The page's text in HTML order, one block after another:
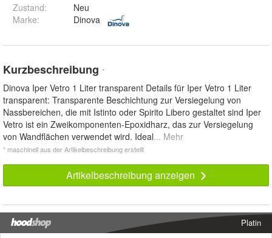
Zustand:
Neu
Marke:
Dinova
Kurzbeschreibung *
Dinova Iper Vetro 1 Liter transparent Details für Iper Vetro 1 Liter
transparent: Transparente Beschichtung zur Versiegelung von
Nassbereichen, die mit Istinto oder Spirito Libero gestaltet sind Iper
Vetro ist ein Zweikomponenten-Epoxidharz, das zur Versiegelung
von Wandflächen verwendet wird. Ideal... Mehr
* maschinell aus der Artikelbeschreibung erstellt
Artikelbeschreibung anzeigen
Platin